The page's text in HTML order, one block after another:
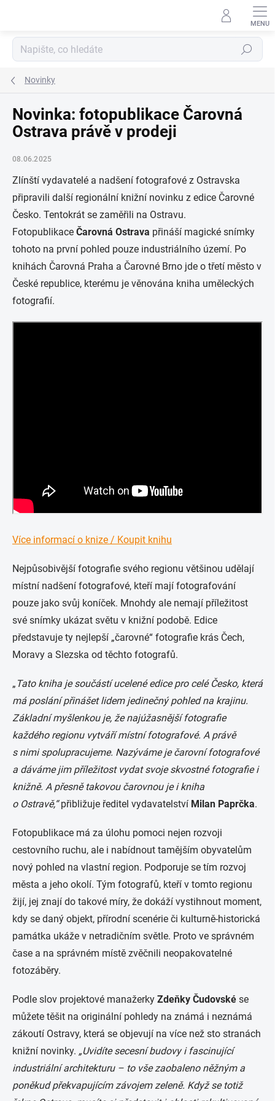
Hledat
Novinky
Novinka: fotopublikace Čarovná
Ostrava právě v prodeji
08.06.2025
Zlínští vydavatelé a nadšení fotografové z Ostravska
připravili další regionální knižní novinku z edice Čarovné
Česko. Tentokrát se zaměřili na Ostravu.
Fotopublikace Čarovná Ostrava přináší magické snímky
tohoto na první pohled pouze industriálního území. Po
knihách Čarovná Praha a Čarovné Brno jde o třetí město v
České republice, kterému je věnována kniha uměleckých
fotografií.
Více informací o knize / Koupit knihu
Nejpůsobivější fotografie svého regionu většinou udělají
místní nadšení fotografové, kteří mají fotografování
pouze jako svůj koníček. Mnohdy ale nemají příležitost
své snímky ukázat světu v knižní podobě. Edice
představuje ty nejlepší „čarovné“ fotografie krás Čech,
Moravy a Slezska od těchto fotografů.
„ Tato kniha je součástí ucelené edice pro celé Česko, která
má poslání přinášet lidem jedinečný pohled na krajinu.
Základní myšlenkou je, že najúžasnější fotografie
každého regionu vytváří místní fotografové. A právě
s nimi spolupracujeme. Nazýváme je čarovní fotografové
a dáváme jim příležitost vydat svoje skvostné fotografie i
knižně. A přesně takovou čarovnou je i kniha
o Ostravě,“přibližuje ředitel vydavatelství Milan Paprčka.
Fotopublikace má za úlohu pomoci nejen rozvoji
cestovního ruchu, ale i nabídnout tamějším obyvatelům
nový pohled na vlastní region. Podporuje se tím rozvoj
města a jeho okolí. Tým fotografů, kteří v tomto regionu
žijí, jej znají do takové míry, že dokáží vystihnout moment,
kdy se daný objekt, přírodní scenérie či kulturně-historická
památka ukáže v netradičním světle. Proto ve správném
čase a na správném místě zvěčnili neopakovatelné
fotozáběry.
Podle slov projektové manažerky Zdeňky Čudovské se
můžete těšit na originální pohledy na známá i neznámá
zákoutí Ostravy, která se objevují na více než sto stranách
knižní novinky. „Uvidíte secesní budovy i fascinující
industriální architekturu – to vše zaobaleno něžným a
poněkud překvapujícím závojem zeleně. Když se totiž